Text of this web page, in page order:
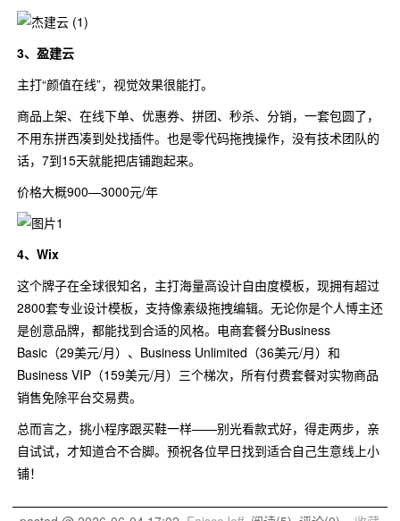
3、盈建云
主打“颜值在线”，视觉效果很能打。
商品上架、在线下单、优惠券、拼团、秒杀、分销，一套包圆了，
不用东拼西凑到处找插件。也是零代码拖拽操作，没有技术团队的
话，7到15天就能把店铺跑起来。
价格大概900—3000元/年
4、Wix
这个牌子在全球很知名，主打海量高设计自由度模板，现拥有超过
2800套专业设计模板，支持像素级拖拽编辑。无论你是个人博主还
是创意品牌，都能找到合适的风格。电商套餐分Business
Basic（29美元/月）、Business Unlimited（36美元/月）和
Business VIP（159美元/月）三个梯次，所有付费套餐对实物商品
销售免除平台交易费。
总而言之，挑小程序跟买鞋一样——别光看款式好，得走两步，亲
自试试，才知道合不合脚。预祝各位早日找到适合自己生意线上小
铺！